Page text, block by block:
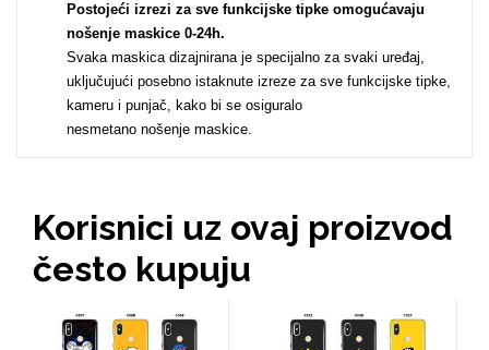
Postojeći izrezi za sve funkcijske tipke omogućavaju
nošenje maskice 0-24h.
Svaka maskica dizajnirana je specijalno za svaki uređaj,
uključujući posebno istaknute izreze za sve funkcijske tipke,
kameru i punjač, kako bi se osiguralo
nesmetano nošenje maskice.
Korisnici uz ovaj proizvod
često kupuju
Crtani filmovi Sportski motivi